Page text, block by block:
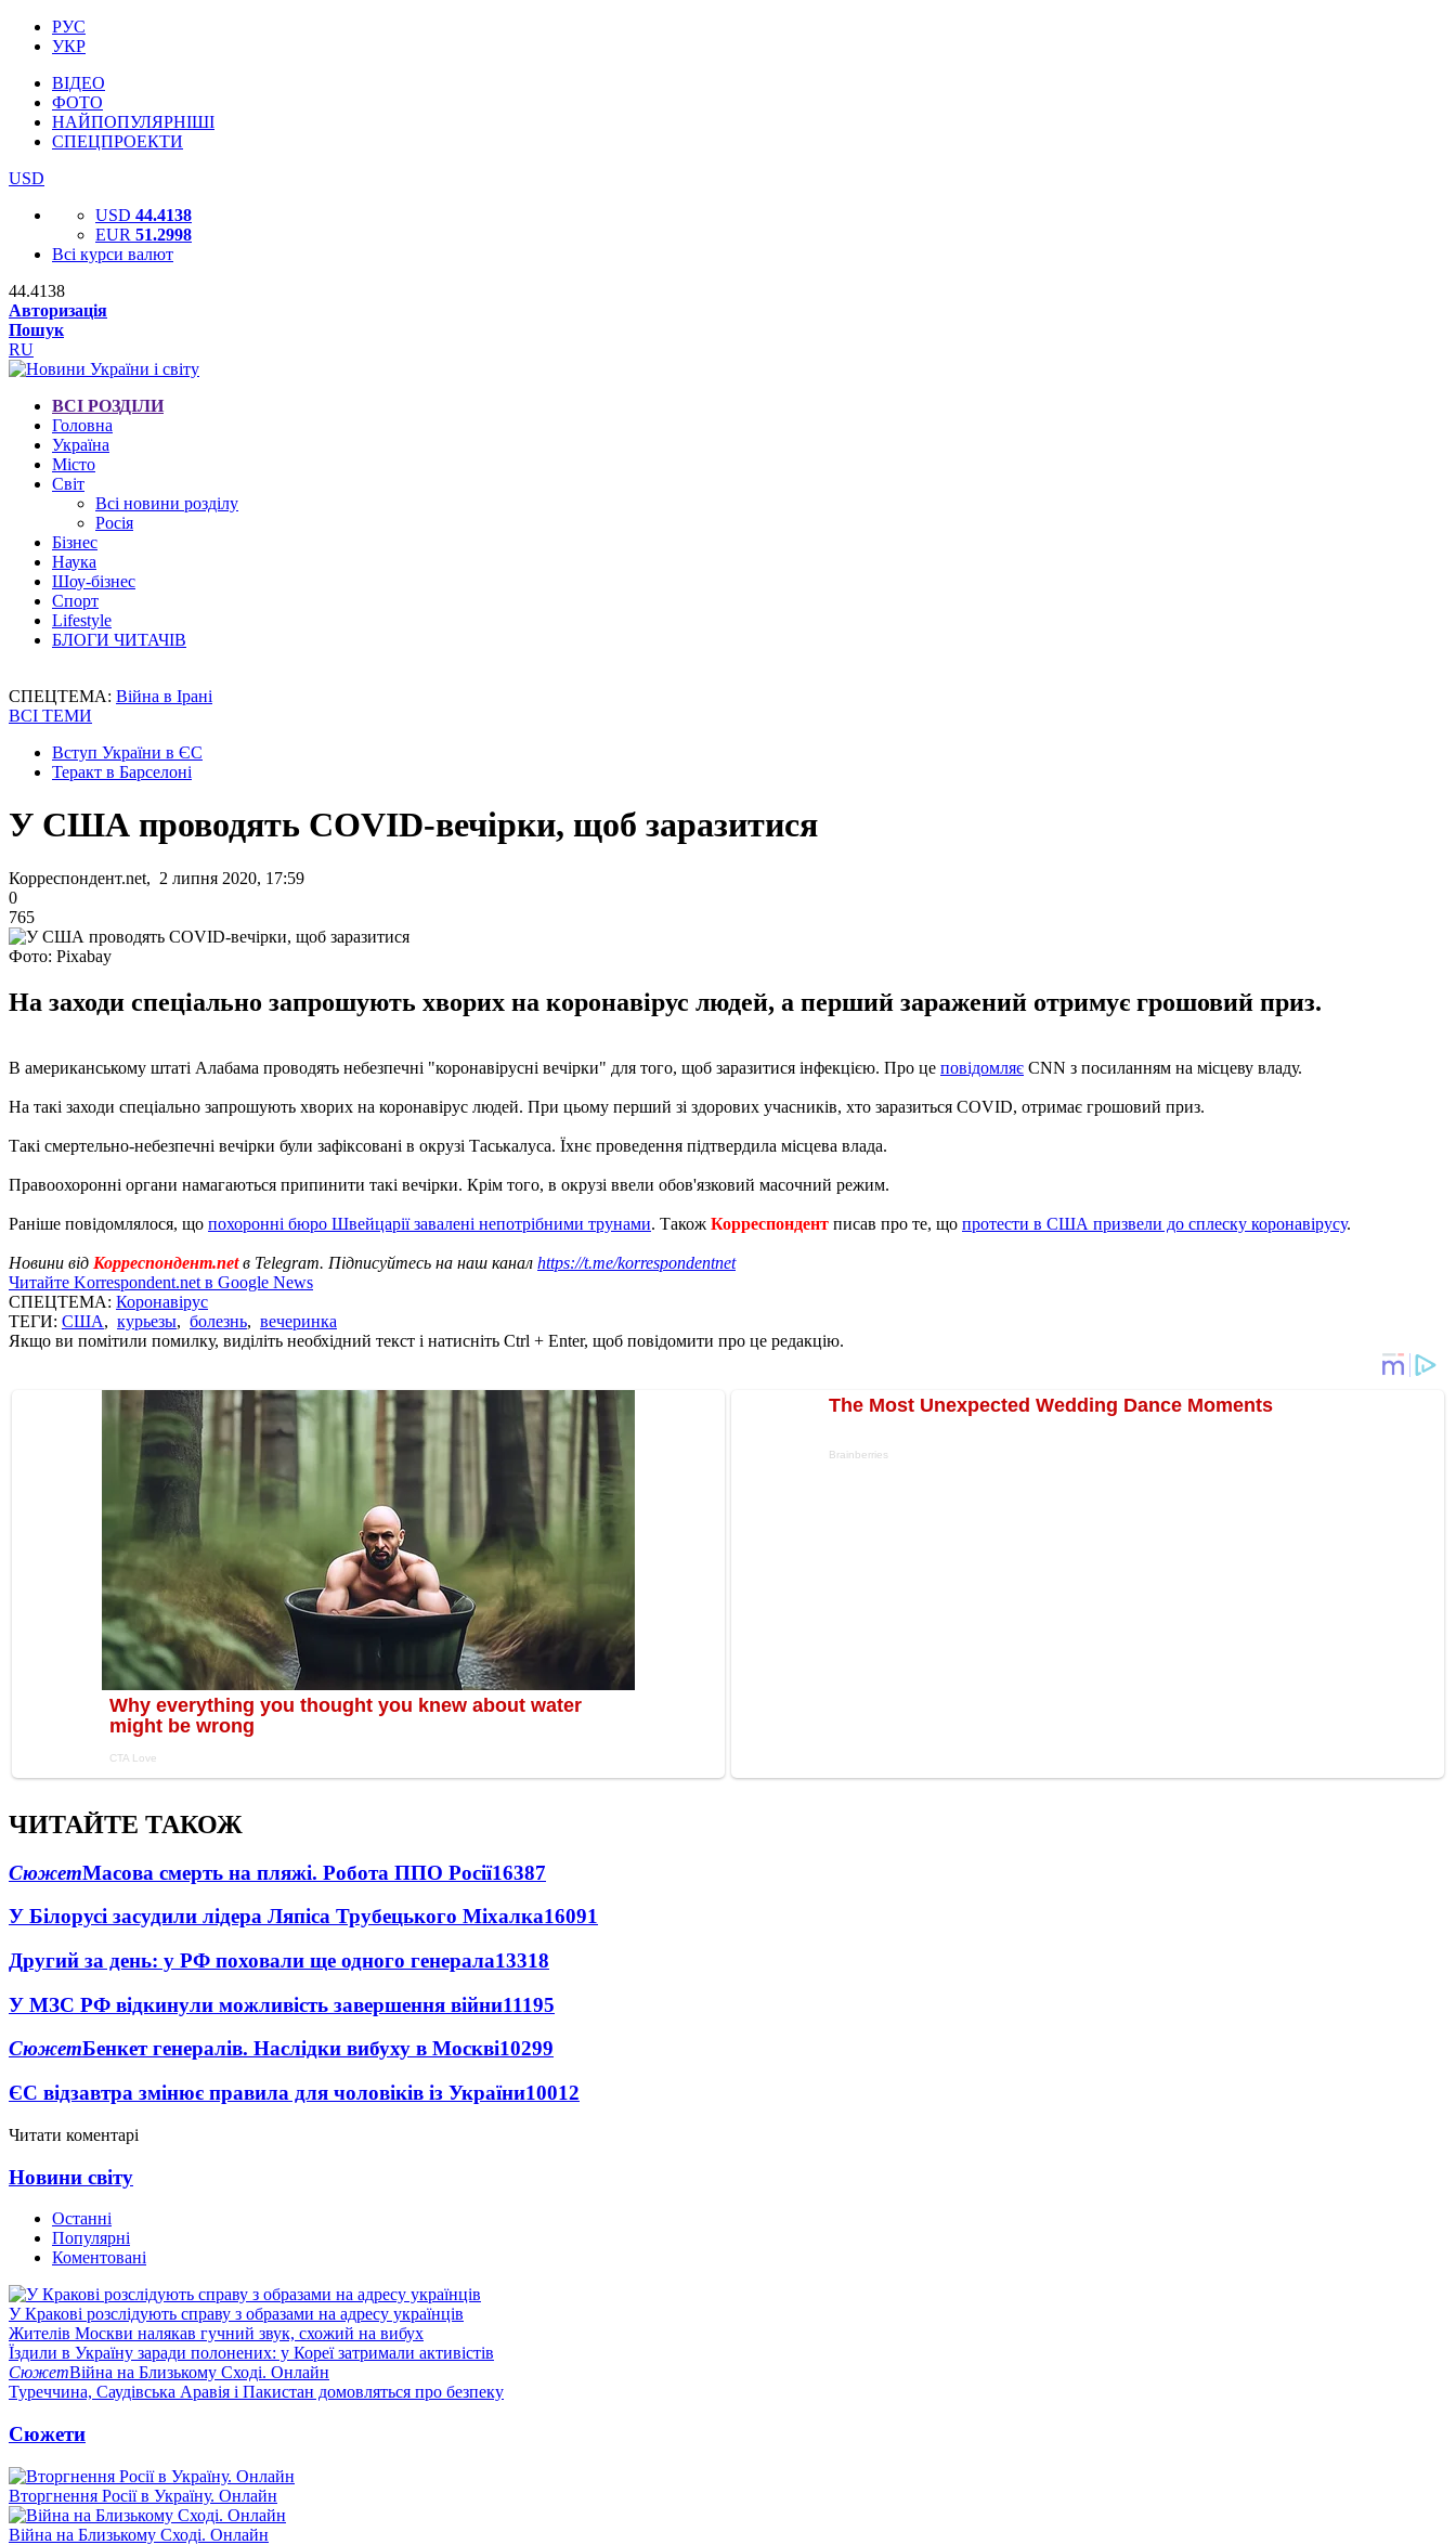
РУС
УКР
ВІДЕО
ФОТО
НАЙПОПУЛЯРНІШІ
СПЕЦПРОЕКТИ
USD
USD 44.4138
EUR 51.2998
Всі курси валют
44.4138
Авторизація
Пошук
RU
ВСІ РОЗДІЛИ
Головна
Україна
Місто
Світ
Всі новини розділу
Росія
Бізнес
Наука
Шоу-бізнес
Спорт
Lifestyle
БЛОГИ ЧИТАЧІВ
СПЕЦТЕМА: Війна в Ірані
ВСІ ТЕМИ
Вступ України в ЄС
Теракт в Барселоні
У США проводять COVID-вечірки, щоб заразитися
Корреспондент.net, 2 липня 2020, 17:59
0
765
Фото: Pixabay
На заходи спеціально запрошують хворих на коронавірус людей, а перший заражений отримує грошовий приз.
В американському штаті Алабама проводять небезпечні "коронавірусні вечірки" для того, щоб заразитися інфекцією. Про це повідомляє CNN з посиланням на місцеву владу.
На такі заходи спеціально запрошують хворих на коронавірус людей. При цьому перший зі здорових учасників, хто заразиться COVID, отримає грошовий приз.
Такі смертельно-небезпечні вечірки були зафіксовані в окрузі Таськалуса. Їхнє проведення підтвердила місцева влада.
Правоохоронні органи намагаються припинити такі вечірки. Крім того, в окрузі ввели обов'язковий масочний режим.
Раніше повідомлялося, що похоронні бюро Швейцарії завалені непотрібними трунами. Також Корреспондент писав про те, що протести в США призвели до сплеску коронавірусу.
Новини від Корреспондент.netв Telegram. Підписуйтесь на наш канал https://t.me/korrespondentnet
Читайте Korrespondent.net в Google News
СПЕЦТЕМА: Коронавірус
ТЕГИ: США, курьезы, болезнь, вечеринка
Якщо ви помітили помилку, виділіть необхідний текст і натисніть Ctrl + Enter, щоб повідомити про це редакцію.
ЧИТАЙТЕ ТАКОЖ
СюжетМасова смерть на пляжі. Робота ППО Росії16387
У Білорусі засудили лідера Ляпіса Трубецького Міхалка16091
Другий за день: у РФ поховали ще одного генерала13318
У МЗС РФ відкинули можливість завершення війни11195
СюжетБенкет генералів. Наслідки вибуху в Москві10299
ЄС відзавтра змінює правила для чоловіків із України10012
Читати коментарі
Новини світу
Останні
Популярні
Коментовані
У Кракові розслідують справу з образами на адресу українців
Жителів Москви налякав гучний звук, схожий на вибух
Їздили в Україну заради полонених: у Кореї затримали активістів
СюжетВійна на Близькому Сході. Онлайн
Туреччина, Саудівська Аравія і Пакистан домовляться про безпеку
Сюжети
Вторгнення Росії в Україну. Онлайн
Війна на Близькому Сході. Онлайн